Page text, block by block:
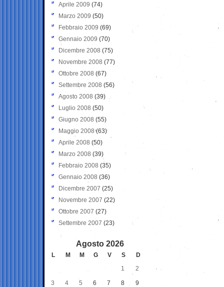
Aprile 2009 (74)
Marzo 2009 (50)
Febbraio 2009 (69)
Gennaio 2009 (70)
Dicembre 2008 (75)
Novembre 2008 (77)
Ottobre 2008 (67)
Settembre 2008 (56)
Agosto 2008 (39)
Luglio 2008 (50)
Giugno 2008 (55)
Maggio 2008(63)
Aprile 2008 (50)
Marzo 2008 (39)
Febbraio 2008 (35)
Gennaio 2008 (36)
Dicembre 2007 (25)
Novembre 2007 (22)
Ottobre 2007 (27)
Settembre 2007 (23)
Agosto 2026
L M M G V S
D
1
2
3 4 5 6 7 8 9